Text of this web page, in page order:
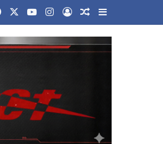
FacebookYouTubeInstagram
Log InRandom Article
Sidebar